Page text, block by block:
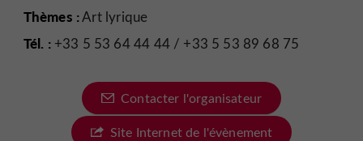
Thèmes :Art lyrique
Tél. :+33 5 53 64 44 44 / +33 5 53 89 68 75
Contacter l'organisateur
Site Internet de l'évènement